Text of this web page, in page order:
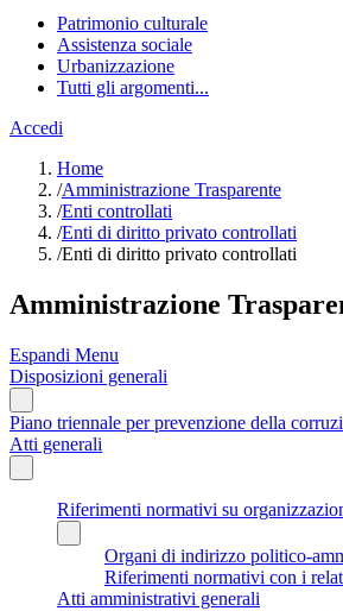
Patrimonio culturale
Assistenza sociale
Urbanizzazione
Tutti gli argomenti...
Accedi
Home
/Amministrazione Trasparente
/Enti controllati
/Enti di diritto privato controllati
/Enti di diritto privato controllati
Amministrazione
Espandi Menu
Disposizioni generali
Piano triennale per prevenzione della
Atti generali
Riferimenti normativi su
Organi di indirizzo politico-
Riferimenti normativi con i
Atti amministrativi generali